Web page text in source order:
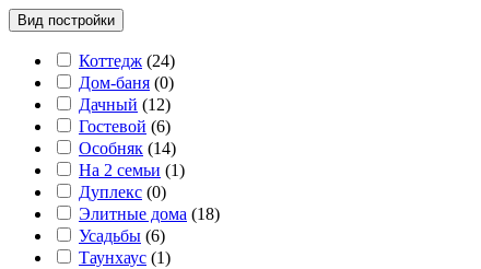
Вид постройки
Коттедж (24)
Дом-баня (0)
Дачный (12)
Гостевой (6)
Особняк (14)
На 2 семьи (1)
Дуплекс (0)
Элитные дома (18)
Усадьбы (6)
Таунхаус (1)